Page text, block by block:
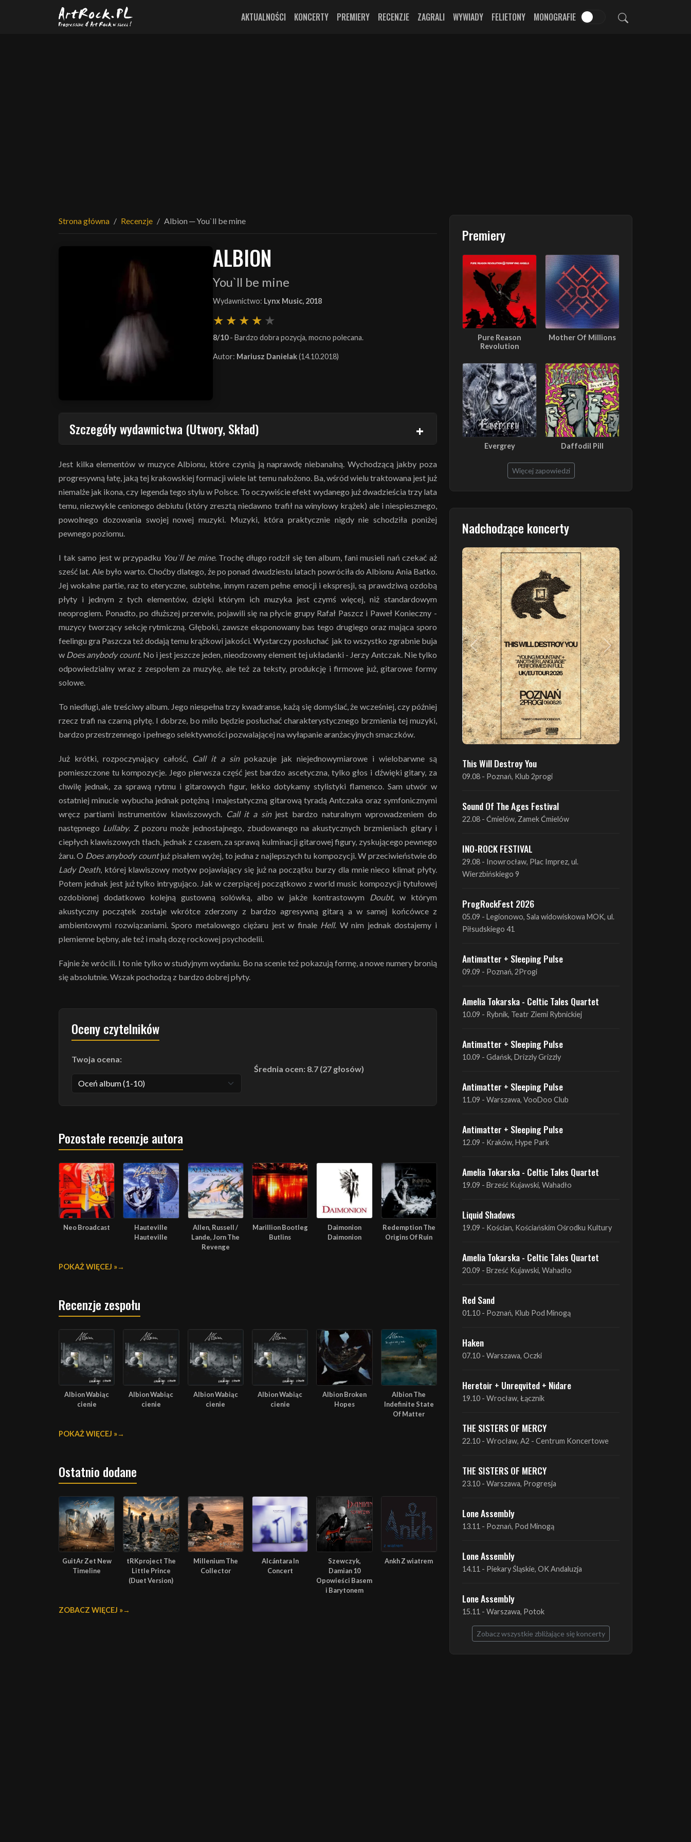
Przejdź do treści głównej
AKTUALNOŚCI KONCERTY PREMIERY RECENZJE ZAGRALI WYWIADY FELIETONY MONOGRAFIE
Strona główna Recenzje Albion ─ You`ll be mine
ALBION
You`ll be mine
Wydawnictwo: Lynx Music, 2018
8/10- Bardzo dobra pozycja, mocno polecana.
Autor: Mariusz Danielak(14.10.2018)
Szczegóły wydawnictwa (Utwory, Skład)
Jest kilka elementów w muzyce Albionu, które czynią ją naprawdę niebanalną. Wychodzącą jakby poza
progresywną łatę, jaką tej krakowskiej formacji wiele lat temu nałożono. Ba, wśród wielu traktowana jest już
niemalże jak ikona, czy legenda tego stylu w Polsce. To oczywiście efekt wydanego już dwadzieścia trzy lata
temu, niezwykle cenionego debiutu (który zresztą niedawno trafił na winylowy krążek) ale i niespiesznego,
powolnego dozowania swojej nowej muzyki. Muzyki, która praktycznie nigdy nie schodziła poniżej
pewnego poziomu.
I tak samo jest w przypadku You`ll be mine. Trochę długo rodził się ten album, fani musieli nań czekać aż
sześć lat. Ale było warto. Choćby dlatego, że po ponad dwudziestu latach powróciła do Albionu Ania Batko.
Jej wokalne partie, raz to eteryczne, subtelne, innym razem pełne emocji i ekspresji, są prawdziwą ozdobą
płyty i jednym z tych elementów, dzięki którym ich muzyka jest czymś więcej, niż standardowym
neoprogiem. Ponadto, po dłuższej przerwie, pojawili się na płycie grupy Rafał Paszcz i Paweł Konieczny -
muzycy tworzący sekcję rytmiczną. Głęboki, zawsze eksponowany bas tego drugiego oraz mająca sporo
feelingu gra Paszcza też dodają temu krążkowi jakości. Wystarczy posłuchać jak to wszystko zgrabnie buja
w Does anybody count. No i jest jeszcze jeden, nieodzowny element tej układanki - Jerzy Antczak. Nie tylko
odpowiedzialny wraz z zespołem za muzykę, ale też za teksty, produkcję i firmowe już, gitarowe formy
solowe.
To niedługi, ale treściwy album. Jego niespełna trzy kwadranse, każą się domyślać, że wcześniej, czy później
rzecz trafi na czarną płytę. I dobrze, bo miło będzie posłuchać charakterystycznego brzmienia tej muzyki,
bardzo przestrzennego i pełnego selektywności pozwalającej na wyłapanie aranżacyjnych smaczków.
Już krótki, rozpoczynający całość, Call it a sinpokazuje jak niejednowymiarowe i wielobarwne są
pomieszczone tu kompozycje. Jego pierwsza część jest bardzo ascetyczna, tylko głos i dźwięki gitary, za
chwilę jednak, za sprawą rytmu i gitarowych figur, lekko dotykamy stylistyki flamenco. Sam utwór w
ostatniej minucie wybucha jednak potężną i majestatyczną gitarową tyradą Antczaka oraz symfonicznymi
wręcz partiami instrumentów klawiszowych. Call it a sinjest bardzo naturalnym wprowadzeniem do
następnego Lullaby. Z pozoru może jednostajnego, zbudowanego na akustycznych brzmieniach gitary i
ciepłych klawiszowych tłach, jednak z czasem, za sprawą kulminacji gitarowej figury, zyskującego pewnego
żaru. O Does anybody countjuż pisałem wyżej, to jedna z najlepszych tu kompozycji. W przeciwieństwie do
Lady Death, której klawiszowy motyw pojawiający się już na początku burzy dla mnie nieco klimat płyty.
Potem jednak jest już tylko intrygująco. Jak w czerpiącej początkowo z world music kompozycji tytułowej
ozdobionej dodatkowo kolejną gustowną solówką, albo w jakże kontrastowym Doubt, w którym
akustyczny początek zostaje wkrótce zderzony z bardzo agresywną gitarą a w samej końcówce z
ambientowymi rozwiązaniami. Sporo metalowego ciężaru jest w finale Hell. W nim jednak dostajemy i
plemienne bębny, ale też i małą dozę rockowej psychodelii.
Fajnie że wrócili. I to nie tylko w studyjnym wydaniu. Bo na scenie też pokazują formę, a nowe numery bronią
się absolutnie. Wszak pochodzą z bardzo dobrej płyty.
Oceny czytelników
Twoja ocena:
Średnia ocen: 8.7 (27 głosów)
Pozostałe recenzje autora
Neo Broadcast
Hauteville
Hauteville
Allen, Russell /
Lande, Jorn The
Revenge
Marillion Bootleg
Butlins
Daimonion
Daimonion
Redemption The
Origins Of Ruin
POKAŻ WIĘCEJ »
Recenzje zespołu
Albion Wabiąc
cienie
Albion Wabiąc
cienie
Albion Wabiąc
cienie
Albion Wabiąc
cienie
Albion Broken
Hopes
Albion The
Indefinite State
Of Matter
POKAŻ WIĘCEJ »
Ostatnio dodane
GuitAr Zet New
Timeline
tRKproject The
Little Prince
(Duet Version)
Millenium The
Collector
Alcántara In
Concert
Szewczyk,
Damian 10
Opowieści Basem
i Barytonem
Ankh Z wiatrem
ZOBACZ WIĘCEJ »
Premiery
Pure Reason
Revolution
Mother Of Millions
Evergrey Daffodil Pill
Więcej zapowiedzi
Nadchodzące koncerty
Poprzedni Następny
This Will Destroy You
09.08 - Poznań, Klub 2progi
Sound Of The Ages Festival
22.08 - Ćmielów, Zamek Ćmielów
INO-ROCK FESTIVAL
29.08 - Inowrocław, Plac Imprez, ul.
ProgRockFest 2026
05.09 - Legionowo, Sala widowiskowa MOK, ul.
Antimatter + Sleeping Pulse
09.09 - Poznań, 2Progi
Amelia Tokarska - Celtic Tales Quartet
10.09 - Rybnik, Teatr Ziemi Rybnickiej
Antimatter + Sleeping Pulse
10.09 - Gdańsk, Drizzly Grizzly
Antimatter + Sleeping Pulse
11.09 - Warszawa, VooDoo Club
Antimatter + Sleeping Pulse
12.09 - Kraków, Hype Park
Amelia Tokarska - Celtic Tales Quartet
19.09 - Brześć Kujawski, Wahadło
Liquid Shadows
19.09 - Kościan, Kościańskim Ośrodku Kultury
Amelia Tokarska - Celtic Tales Quartet
20.09 - Brześć Kujawski, Wahadło
Red Sand
01.10 - Poznań, Klub Pod Minogą
Haken
07.10 - Warszawa, Oczki
Heretoir + Unreqvited + Nidare
19.10 - Wrocław, Łącznik
THE SISTERS OF MERCY
22.10 - Wrocław, A2 - Centrum Koncertowe
THE SISTERS OF MERCY
23.10 - Warszawa, Progresja
Lone Assembly
13.11 - Poznań, Pod Minogą
Lone Assembly
14.11 - Piekary Śląskie, OK Andaluzja
Lone Assembly
15.11 - Warszawa, Potok
Zobacz wszystkie zbliżające się koncerty